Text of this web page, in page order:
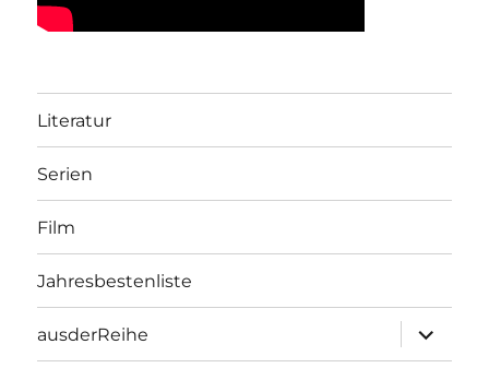
Literatur
Serien
Film
Jahresbestenliste
ausderReihe
öffnen